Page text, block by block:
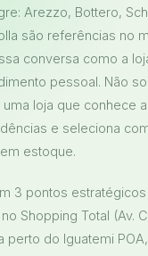
Arezzo, Bottero,
são referências no
conversa como a
pessoal. Não
loja que conhece a
e seleciona
estoque.
3 pontos
Shopping Total (Av.
perto do Iguatemi